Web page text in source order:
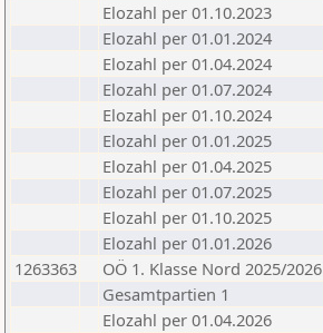
Elozahl per 01.10.2023
Elozahl per 01.01.2024
Elozahl per 01.04.2024
Elozahl per 01.07.2024
Elozahl per 01.10.2024
Elozahl per 01.01.2025
Elozahl per 01.04.2025
Elozahl per 01.07.2025
Elozahl per 01.10.2025
Elozahl per 01.01.2026
1263363
OÖ 1. Klasse Nord 2025/2026
Gesamtpartien 1
Elozahl per 01.04.2026